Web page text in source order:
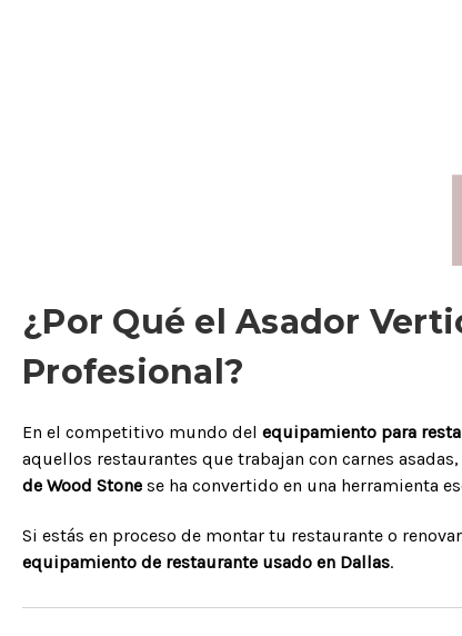
¿Por Qué el Asador
Profesional?
En el competitivo mundo del equipamiento para
aquellos restaurantes que trabajan con carnes
de Wood Stone se ha convertido en una herramienta
Si estás en proceso de montar tu restaurante o
equipamiento de restaurante usado en Dallas.